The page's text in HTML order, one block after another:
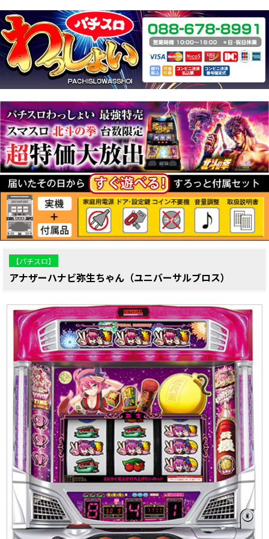
【パチスロ】
アナザーハナビ弥生ちゃん（ユニバーサルブロス）